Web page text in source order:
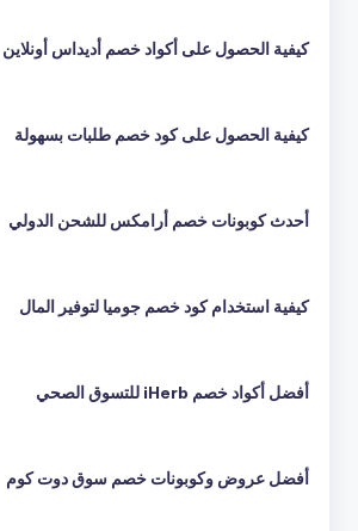
كيفية الحصول على أكواد خصم أديداس أونلاين
كيفية الحصول على كود خصم طلبات بسهولة
أحدث كوبونات خصم أرامكس للشحن الدولي
كيفية استخدام كود خصم جوميا لتوفير المال
أفضل أكواد خصم iHerb للتسوق الصحي
أفضل عروض وكوبونات خصم سوق دوت كوم